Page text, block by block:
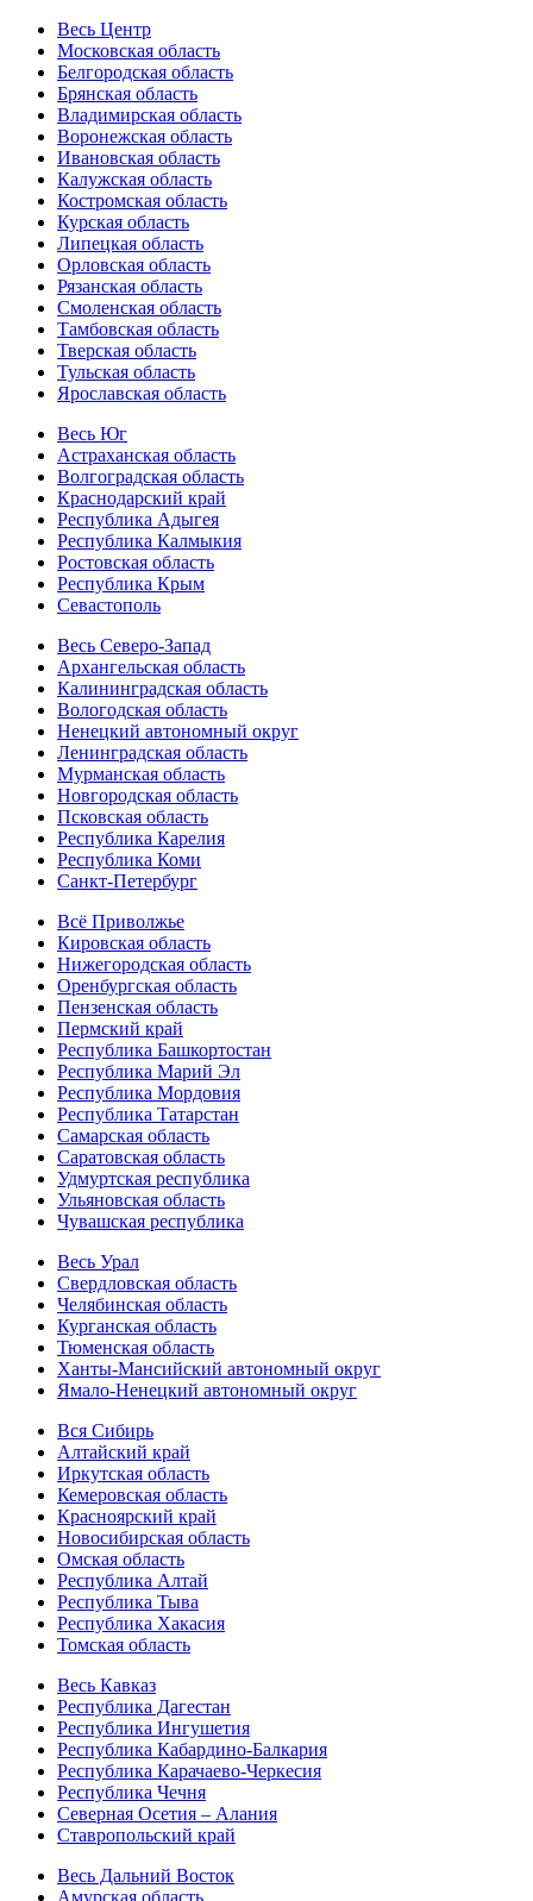
Весь Центр
Московская область
Белгородская область
Брянская область
Владимирская область
Воронежская область
Ивановская область
Калужская область
Костромская область
Курская область
Липецкая область
Орловская область
Рязанская область
Смоленская область
Тамбовская область
Тверская область
Тульская область
Ярославская область
Весь Юг
Астраханская область
Волгоградская область
Краснодарский край
Республика Адыгея
Республика Калмыкия
Ростовская область
Республика Крым
Севастополь
Весь Северо-Запад
Архангельская область
Калининградская область
Вологодская область
Ненецкий автономный округ
Ленинградская область
Мурманская область
Новгородская область
Псковская область
Республика Карелия
Республика Коми
Санкт-Петербург
Всё Приволжье
Кировская область
Нижегородская область
Оренбургская область
Пензенская область
Пермский край
Республика Башкортостан
Республика Марий Эл
Республика Мордовия
Республика Татарстан
Самарская область
Саратовская область
Удмуртская республика
Ульяновская область
Чувашская республика
Весь Урал
Свердловская область
Челябинская область
Курганская область
Тюменская область
Ханты-Мансийский автономный округ
Ямало-Ненецкий автономный округ
Вся Сибирь
Алтайский край
Иркутская область
Кемеровская область
Красноярский край
Новосибирская область
Омская область
Республика Алтай
Республика Тыва
Республика Хакасия
Томская область
Весь Кавказ
Республика Дагестан
Республика Ингушетия
Республика Кабардино-Балкария
Республика Карачаево-Черкесия
Республика Чечня
Северная Осетия – Алания
Ставропольский край
Весь Дальний Восток
Амурская область